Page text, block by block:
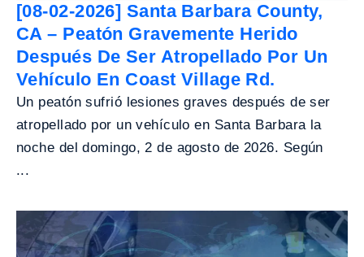
[08-02-2026] Santa Barbara County,
CA – Peatón Gravemente Herido
Después De Ser Atropellado Por Un
Vehículo En Coast Village Rd.
Un peatón sufrió lesiones graves después de ser
atropellado por un vehículo en Santa Barbara la
noche del domingo, 2 de agosto de 2026. Según
...